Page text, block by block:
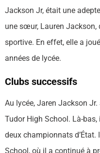
Jackson Jr, était une
une sœur, Lauren Jackson,
sportive. En effet, elle a
années de lycée.
Clubs successifs
Au lycée, Jaren Jackson
Tudor High School. Là-
deux championnats
School, où il a continué à